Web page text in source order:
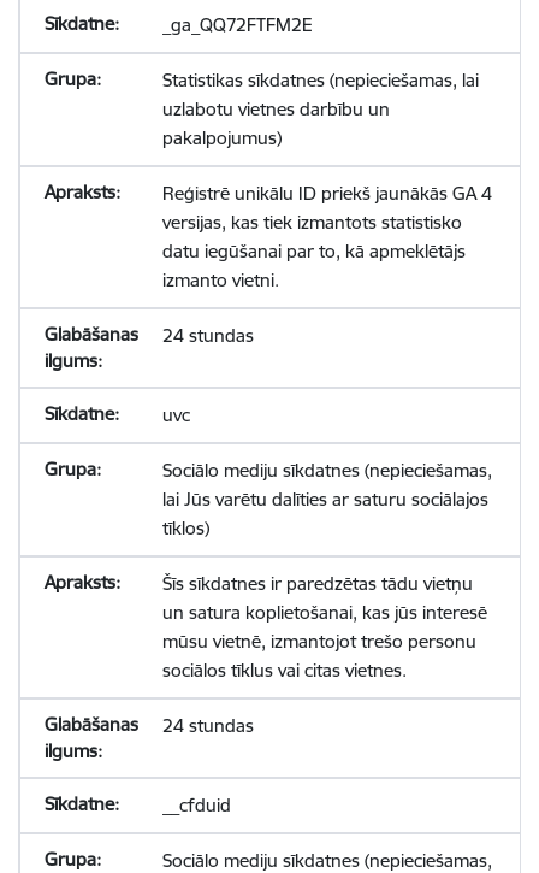
_ga_QQ72FTFM2E
Statistikas sīkdatnes (nepieciešamas, lai
uzlabotu vietnes darbību un
pakalpojumus)
Reģistrē unikālu ID priekš jaunākās GA 4
versijas, kas tiek izmantots statistisko
datu iegūšanai par to, kā apmeklētājs
izmanto vietni.
24 stundas
uvc
Sociālo mediju sīkdatnes (nepieciešamas,
lai Jūs varētu dalīties ar saturu sociālajos
tīklos)
Šīs sīkdatnes ir paredzētas tādu vietņu
un satura koplietošanai, kas jūs interesē
mūsu vietnē, izmantojot trešo personu
sociālos tīklus vai citas vietnes.
24 stundas
__cfduid
Sociālo mediju sīkdatnes (nepieciešamas,